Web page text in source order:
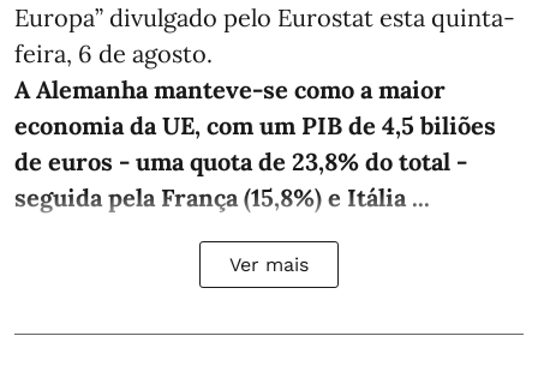
Europa” divulgado pelo Eurostat esta quinta-
feira, 6 de agosto.
A Alemanha manteve‑se como a maior
economia da UE, com um PIB de 4,5 biliões
de euros - uma quota de 23,8% do total -
seguida pela França (15,8%) e Itália ...
Ver mais